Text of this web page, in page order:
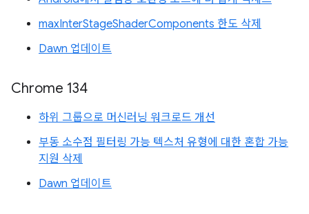
maxInterStageShaderComponents 한도 삭제
Dawn 업데이트
Chrome 134
하위 그룹으로 머신러닝 워크로드 개선
부동 소수점 필터링 가능 텍스처 유형에 대한 혼합 가능
지원 삭제
Dawn 업데이트